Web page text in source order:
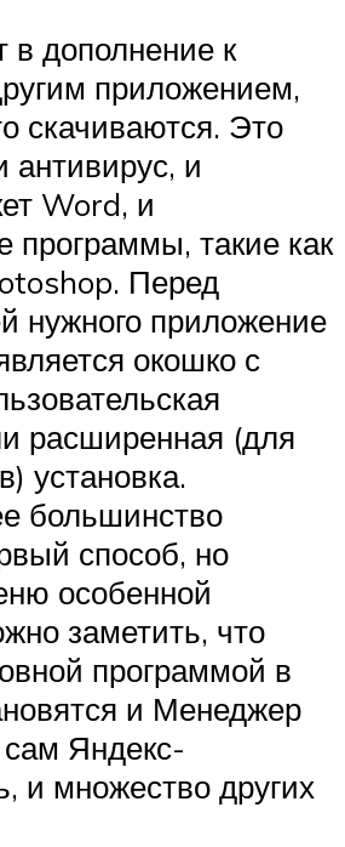
в дополнение к
приложением,
скачиваются. Это
и
Word, и
программы, такие как
Перед
нужного приложение
окошко с
расширенная (для
установка.
большинство
способ, но
особенной
заметить, что
программой в
и Менеджер
Яндекс-
и множество других